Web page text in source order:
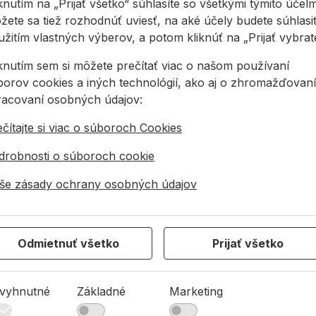
uhlové brúsky
príslušenstva v uhlovej brúske jediným
v tvare X umožňuje jednoduché a bezpečné
a jednoducho odmontovať príslušenstvo
riziko straty upínacej matice a nevyžaduje
rýchlejšia výmena v porovnaní s bežnými
prácu s uhlovou brúskou. Je možné brúsenie
na „Prijať všetko“ súhlasíte so všetkými týmito
sa tiež rozhodnúť uviesť, na aké účely budete
vlastných výberov, a potom kliknúť na „Prijať
sem si môžete prečítať viac o našom používaní
cookies a iných technológií, ako aj o
osobných údajov:
si viac o súboroch Cookies
o súboroch cookie
zásady ochrany osobných údajov
Odmietnuť všetko Prijať všetko
Základné Marketing